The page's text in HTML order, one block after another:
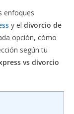
enfoques
y el divorcio de
opción, cómo
según tu
vs divorcio